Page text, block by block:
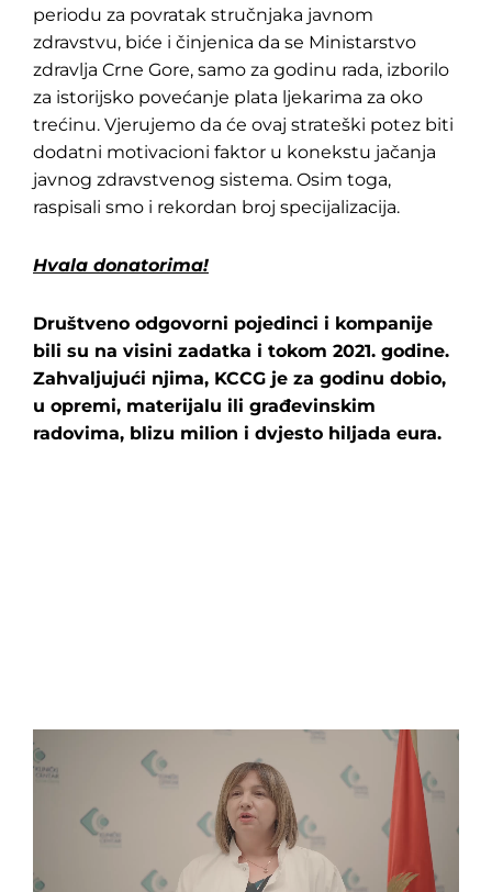
periodu za povratak stručnjaka javnom
zdravstvu, biće i činjenica da se Ministarstvo
zdravlja Crne Gore, samo za godinu rada, izborilo
za istorijsko povećanje plata ljekarima za oko
trećinu. Vjerujemo da će ovaj strateški potez biti
dodatni motivacioni faktor u konekstu jačanja
javnog zdravstvenog sistema. Osim toga,
raspisali smo i rekordan broj specijalizacija.
Hvala donatorima!
Društveno odgovorni pojedinci i kompanije
bili su na visini zadatka i tokom 2021. godine.
Zahvaljujući njima, KCCG je za godinu dobio,
u opremi, materijalu ili građevinskim
radovima, blizu milion i dvjesto hiljada eura.